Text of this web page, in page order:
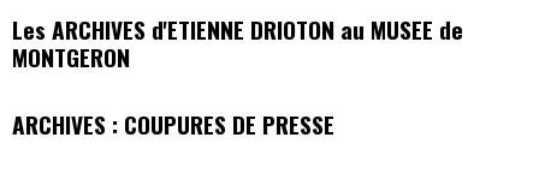
Les ARCHIVES d'ETIENNE DRIOTON au MUSEE de
MONTGERON
ARCHIVES : COUPURES DE PRESSE